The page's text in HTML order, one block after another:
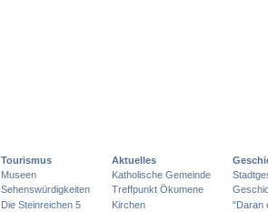
Tourismus
Museen
Sehenswürdigkeiten
Die Steinreichen 5
Aktuelles
Katholische Gemeinde
Treffpunkt Ökumene
Kirchen
"Daran